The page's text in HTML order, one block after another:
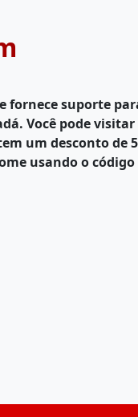
fornece suporte
Você pode visitar
um desconto de
usando o